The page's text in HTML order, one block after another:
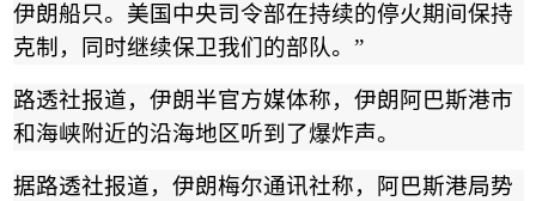
伊朗船只。美国中央司令部在持续的停火期间保持
克制，同时继续保卫我们的部队。 ”
路透社报道，伊朗半官方媒体称，伊朗阿巴斯港市
和海峡附近的沿海地区听到了爆炸声。
据路透社报道，伊朗梅尔通讯社称，阿巴斯港局势